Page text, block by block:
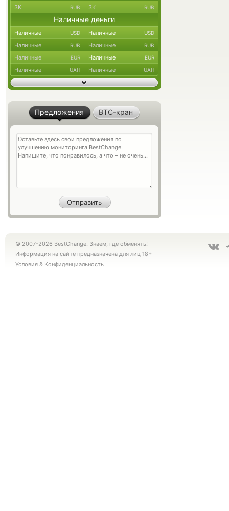
ЗК RUB ЗК RUB
Наличные деньги
Наличные USD Наличные USD
Наличные RUB Наличные RUB
Наличные EUR Наличные EUR
Наличные UAH Наличные UAH
Предложения BTC-кран
© 2007-2026 BestChange. Знаем, где обменять!
Информация на сайте предназначена для лиц 18+
Условия & Конфиденциальность